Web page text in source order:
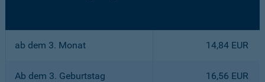
ab dem 3. Monat 14,84 EUR
Ab dem 3. Geburtstag 16,56 EUR